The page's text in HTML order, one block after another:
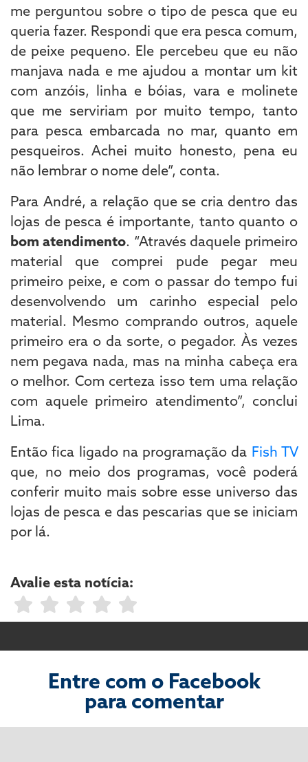
me perguntou sobre o tipo de pesca que eu
queria fazer. Respondi que era pesca comum,
de peixe pequeno. Ele percebeu que eu não
manjava nada e me ajudou a montar um kit
com anzóis, linha e bóias, vara e molinete
que me serviriam por muito tempo, tanto
para pesca embarcada no mar, quanto em
pesqueiros. Achei muito honesto, pena eu
não lembrar o nome dele”, conta.
Para André, a relação que se cria dentro das
lojas de pesca é importante, tanto quanto o
bom atendimento. “Através daquele primeiro
material que comprei pude pegar meu
primeiro peixe, e com o passar do tempo fui
desenvolvendo um carinho especial pelo
material. Mesmo comprando outros, aquele
primeiro era o da sorte, o pegador. Às vezes
nem pegava nada, mas na minha cabeça era
o melhor. Com certeza isso tem uma relação
com aquele primeiro atendimento”, conclui
Lima.
Então fica ligado na programação da Fish TV
que, no meio dos programas, você poderá
conferir muito mais sobre esse universo das
lojas de pesca e das pescarias que se iniciam
por lá.
Avalie esta notícia:
Entre com o Facebook
para comentar